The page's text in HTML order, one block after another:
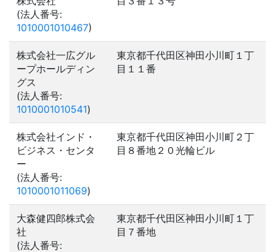
(法人番号:
1010001010467)
株式会社一広グル
ープホールディン
グス
(法人番号:
1010001010541)
東京都千代田区神田小川町１丁
目１１番
株式会社インド・
ビジネス・センタ
ー
(法人番号:
1010001011069)
東京都千代田区神田小川町２丁
目８番地２０光輪ビル
大森健四郎株式会
社
(法人番号:
東京都千代田区神田小川町１丁
目７番地